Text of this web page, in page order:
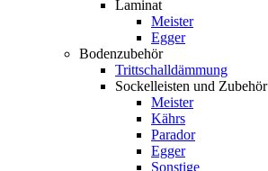
Laminat
Meister
Egger
Bodenzubehör
Trittschalldämmung
Sockelleisten und Zubehör
Meister
Kährs
Parador
Egger
Sonstige